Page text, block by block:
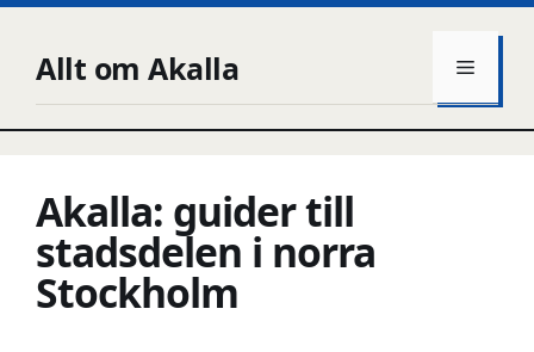
Hoppa
innehåll
Allt om Akalla Meny
Akalla: guider till
stadsdelen i norra
Stockholm